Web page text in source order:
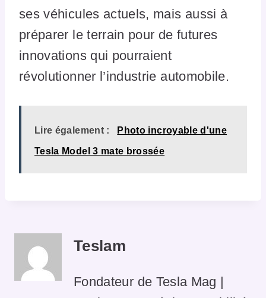
ses véhicules actuels, mais aussi à
préparer le terrain pour de futures
innovations qui pourraient
révolutionner l’industrie automobile.
Lire également : Photo incroyable d'une
Tesla Model 3 mate brossée
Teslam
Fondateur de Tesla Mag |